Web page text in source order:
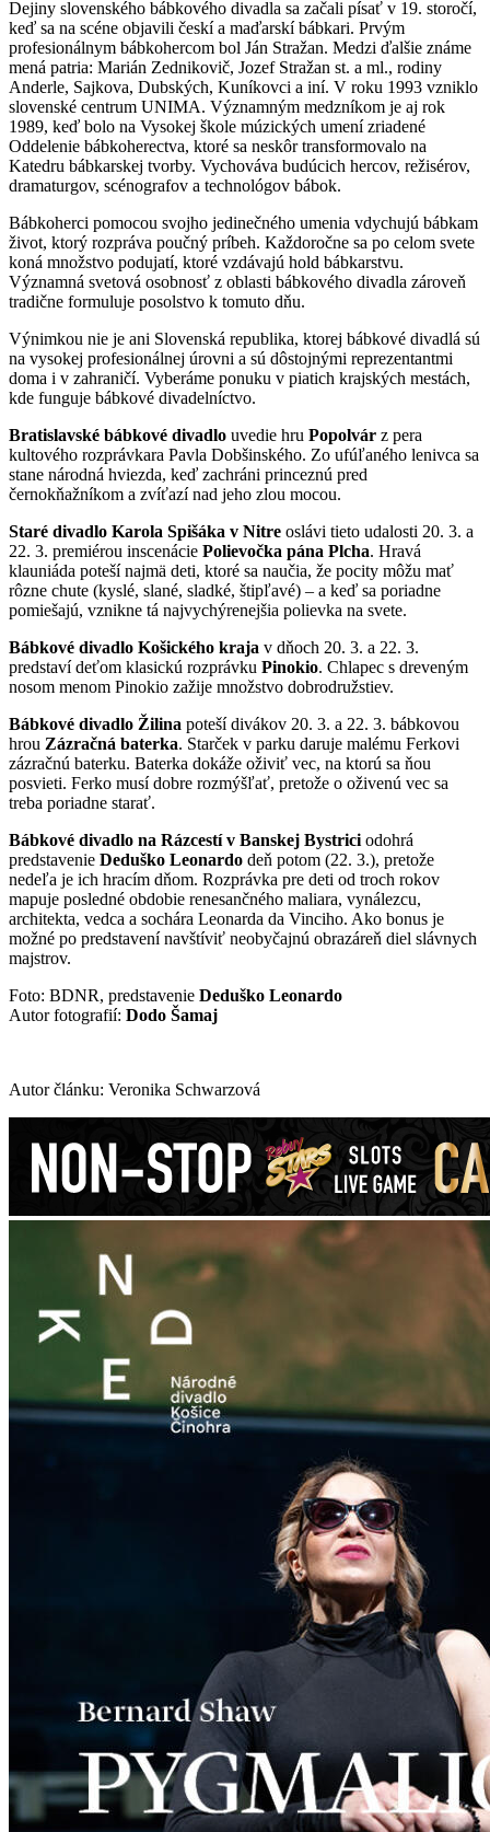
Dejiny slovenského bábkového divadla sa začali písať v 19. storočí,
keď sa na scéne objavili českí a maďarskí bábkari. Prvým
profesionálnym bábkohercom bol Ján Stražan. Medzi ďalšie známe
mená patria: Marián Zednikovič, Jozef Stražan st. a ml., rodiny
Anderle, Sajkova, Dubských, Kuníkovci a iní. V roku 1993 vzniklo
slovenské centrum UNIMA. Významným medzníkom je aj rok
1989, keď bolo na Vysokej škole múzických umení zriadené
Oddelenie bábkoherectva, ktoré sa neskôr transformovalo na
Katedru bábkarskej tvorby. Vychováva budúcich hercov, režisérov,
dramaturgov, scénografov a technológov bábok.
Bábkoherci pomocou svojho jedinečného umenia vdychujú bábkam
život, ktorý rozpráva poučný príbeh. Každoročne sa po celom svete
koná množstvo podujatí, ktoré vzdávajú hold bábkarstvu.
Významná svetová osobnosť z oblasti bábkového divadla zároveň
tradične formuluje posolstvo k tomuto dňu.
Výnimkou nie je ani Slovenská republika, ktorej bábkové divadlá sú
na vysokej profesionálnej úrovni a sú dôstojnými reprezentantmi
doma i v zahraničí. Vyberáme ponuku v piatich krajských mestách,
kde funguje bábkové divadelníctvo.
Bratislavské bábkové divadlo uvedie hru Popolvár z pera
kultového rozprávkara Pavla Dobšinského. Zo ufúľaného lenivca sa
stane národná hviezda, keď zachráni princeznú pred
černokňažníkom a zvíťazí nad jeho zlou mocou.
Staré divadlo Karola Spišáka v Nitre oslávi tieto udalosti 20. 3. a
22. 3. premiérou inscenácie Polievočka pána Plcha. Hravá
klauniáda poteší najmä deti, ktoré sa naučia, že pocity môžu mať
rôzne chute (kyslé, slané, sladké, štipľavé) – a keď sa poriadne
pomiešajú, vznikne tá najvychýrenejšia polievka na svete.
Bábkové divadlo Košického kraja v dňoch 20. 3. a 22. 3.
predstaví deťom klasickú rozprávku Pinokio. Chlapec s dreveným
nosom menom Pinokio zažije množstvo dobrodružstiev.
Bábkové divadlo Žilina poteší divákov 20. 3. a 22. 3. bábkovou
hrou Zázračná baterka. Starček v parku daruje malému Ferkovi
zázračnú baterku. Baterka dokáže oživiť vec, na ktorú sa ňou
posvieti. Ferko musí dobre rozmýšľať, pretože o oživenú vec sa
treba poriadne starať.
Bábkové divadlo na Rázcestí v Banskej Bystrici odohrá
predstavenie Deduško Leonardo deň potom (22. 3.), pretože
nedeľa je ich hracím dňom. Rozprávka pre deti od troch rokov
mapuje posledné obdobie renesančného maliara, vynálezcu,
architekta, vedca a sochára Leonarda da Vinciho. Ako bonus je
možné po predstavení navštíviť neobyčajnú obrazáreň diel slávnych
majstrov.
Foto: BDNR, predstavenie Deduško Leonardo
Autor fotografií: Dodo Šamaj
Autor článku: Veronika Schwarzová